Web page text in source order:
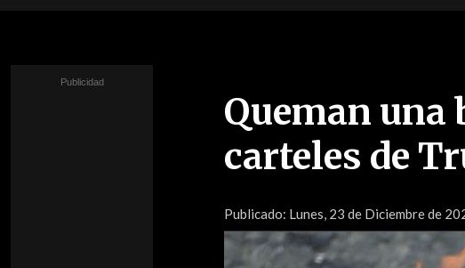
Queman una
carteles de
Publicado: Lunes, 23 de Diciembre de